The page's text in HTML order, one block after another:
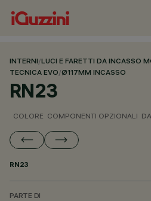
INTERNI/LUCI E FARETTI DA INCASSO
TECNICA EVO/Ø117MM INCASSO
RN23
COLORE COMPONENTI OPZIONALI
RN23
PARTE DI